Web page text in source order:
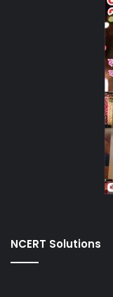
NCERT Solutions